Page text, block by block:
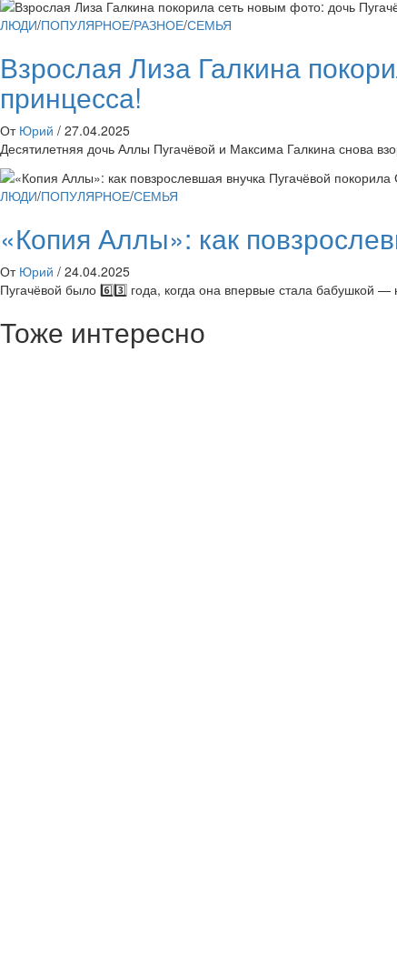
ЛЮДИ/ПОПУЛЯРНОЕ/РАЗНОЕ/СЕМЬЯ
Взрослая Лиза Галкина
принцесса!
От Юрий / 27.04.2025
Десятилетняя дочь Аллы Пугачёвой и Максима Галкина снова
ЛЮДИ/ПОПУЛЯРНОЕ/СЕМЬЯ
«Копия Аллы»: как
От Юрий / 24.04.2025
Пугачёвой было 6️⃣3️⃣ года, когда она впервые стала бабушкой —
Тоже интересно